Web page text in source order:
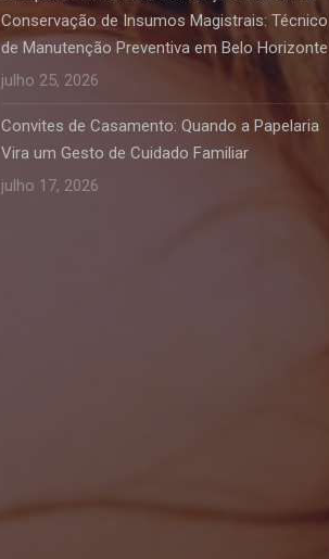
Conservação de Insumos Magistrais: Técnico
de Manutenção Preventiva em Belo Horizonte
julho 25, 2026
Convites de Casamento: Quando a Papelaria
Vira um Gesto de Cuidado Familiar
julho 17, 2026